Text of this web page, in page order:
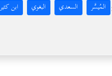
المُيسَّر السعدي البغوي ابن كثير